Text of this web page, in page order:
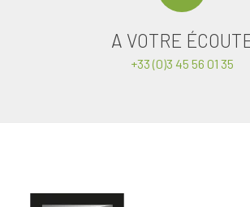
A VOTRE
+33 (0)3 45 56 01 35